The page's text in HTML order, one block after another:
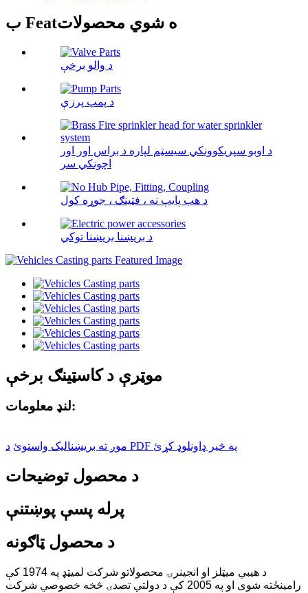
ب Featه شوي محصولات
د والو برخې
د پمپ پرزې
د اوبو سپریکوونکي سیسټم لپاره د براس اور اور
اچونکي سر
د هب پایپ نه ، فټینګ ، جوړه کول
د بریښنا بریښنا توکي
موټرې د کاسټینګ برخې
لنډ معلومات:
موږ ته بریښنالیک واستوئ د PDF په څیر ډاونلوډ کړئ
د محصول توضیحات
پرله پسې پوښتنې
د محصول ټاګونه
د هیبي میټلز او انجینرۍ محصولاتو شرکت لمیټډ په 1974 کې
رامینځته شوی او په 2005 کې د دولتي تصدۍ څخه خصوصي شرکت